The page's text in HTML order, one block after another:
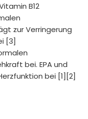
B12
zur Verringerung
[3]
bei. EPA und
bei [1][2]